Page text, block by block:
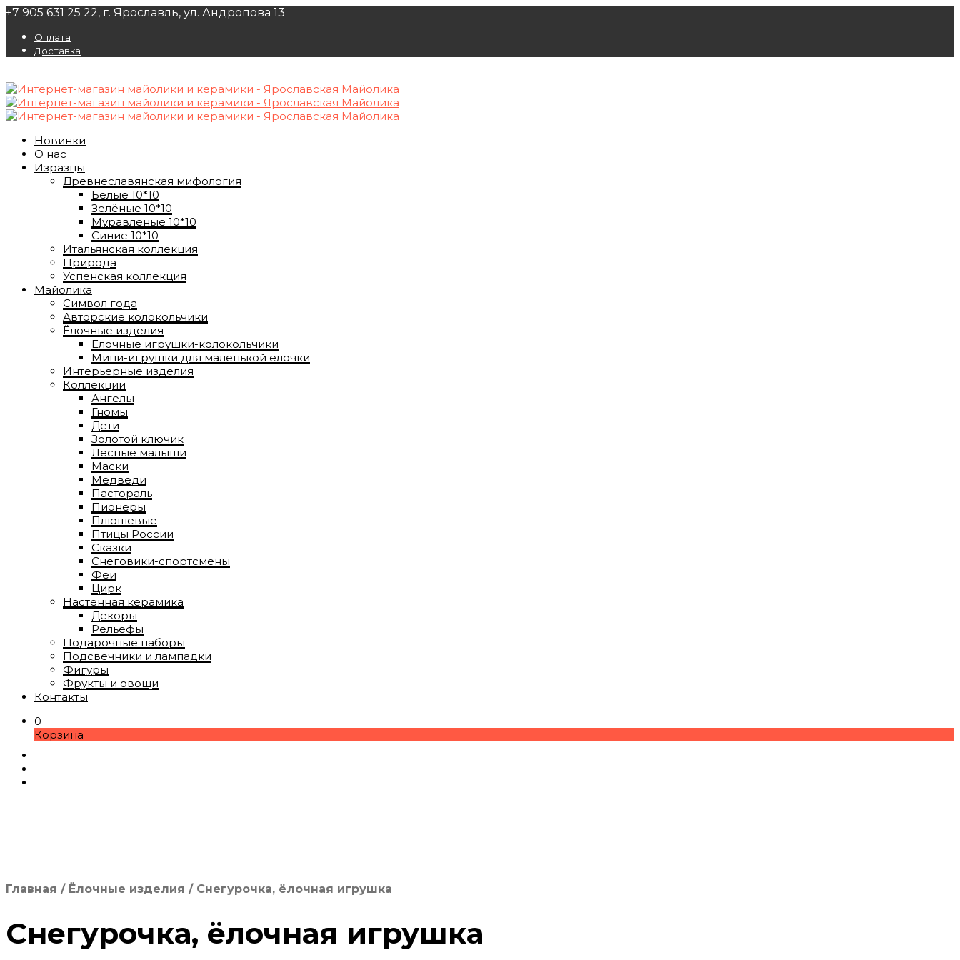
+7 905 631 25 22, г. Ярославль, ул. Андропова 13
Оплата
Доставка
Новинки
О нас
Изразцы
Древнеславянская мифология
Белые 10*10
Зелёные 10*10
Муравленые 10*10
Синие 10*10
Итальянская коллекция
Природа
Успенская коллекция
Майолика
Символ года
Авторские колокольчики
Ёлочные изделия
Ёлочные игрушки-колокольчики
Мини-игрушки для маленькой ёлочки
Интерьерные изделия
Коллекции
Ангелы
Гномы
Дети
Золотой ключик
Лесные малыши
Маски
Медведи
Пастораль
Пионеры
Плюшевые
Птицы России
Сказки
Снеговики-спортсмены
Феи
Цирк
Настенная керамика
Декоры
Рельефы
Подарочные наборы
Подсвечники и лампадки
Фигуры
Фрукты и овощи
Контакты
0
Корзина
Главная / Ёлочные изделия /Снегурочка, ёлочная игрушка
Снегурочка, ёлочная игрушка